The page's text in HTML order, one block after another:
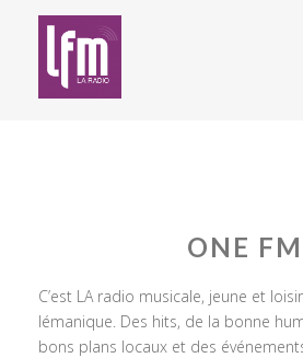
ONE FM
C’est LA radio musicale, jeune et
lémanique. Des hits, de la bonne
bons plans locaux et des